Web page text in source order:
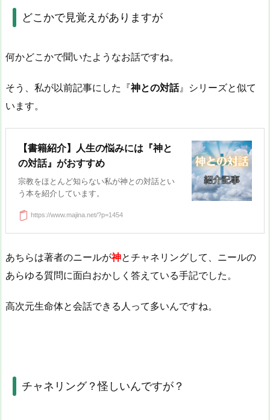
どこかで見覚えがありますが
何かどこかで聞いたようなお話ですね。
そう、私が以前記事にした『神との対話』シリーズと似て
います。
【書籍紹介】人生の悩みには『神と
の対話』がおすすめ
宗教をほとんど知らない私が神との対話とい
う本を紹介しています。
https://www.majina.net/?p=1454
あちらは著者のニールが神とチャネリングして、ニールの
あらゆる質問に面白おかしく答えている手記でした。
高次元生命体と会話できる人って多いんですね。
チャネリング？怪しいんですが？